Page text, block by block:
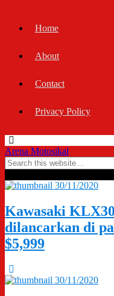
Home
About
Contact
Privacy Policy
Arena Motosikal
30/11/2020
Kawasaki
dilancarkan di
$5,999
30/11/2020